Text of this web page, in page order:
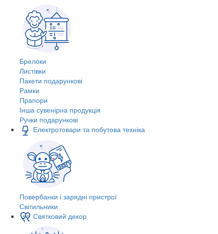
Брелоки
Листівки
Пакети подарункові
Рамки
Прапори
Інша сувенірна продукція
Ручки подарункові
Електротовари та побутова техніка
Повербанки і зарядні пристрої
Світильники
Святковий декор